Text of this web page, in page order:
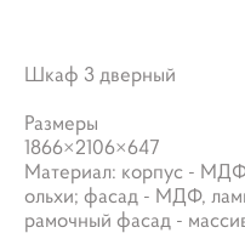
Шкаф 3 дверный
Размеры
1866×2106×647
Материал: корпус -
ольхи; фасад - МДФ,
рамочный фасад -